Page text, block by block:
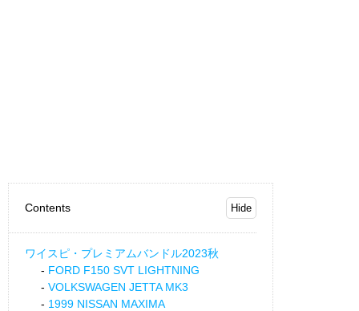
Contents
ワイスピ・プレミアムバンドル2023秋
FORD F150 SVT LIGHTNING
VOLKSWAGEN JETTA MK3
1999 NISSAN MAXIMA